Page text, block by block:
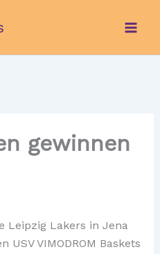
gewinnen
Leipzig Lakers in Jena
VIMODROM Baskets